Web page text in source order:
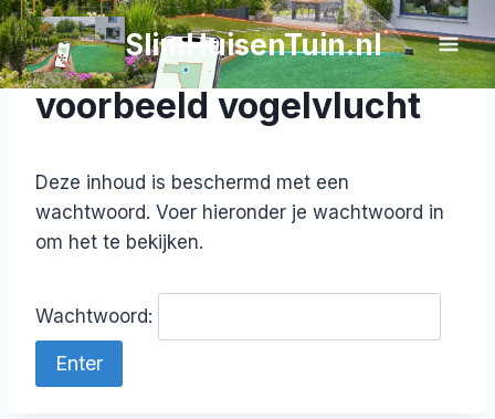
Doorgaan
naar
inhoud
SlimHuisenTuin.nl
Beschermd: Aansluit
voorbeeld vogelvlucht
Deze inhoud is beschermd met een
wachtwoord. Voer hieronder je wachtwoord in
om het te bekijken.
Wachtwoord: